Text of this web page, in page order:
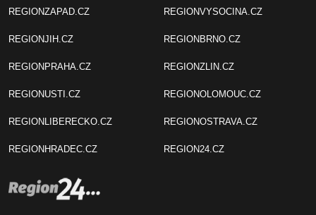
REGIONZAPAD.CZ
REGIONJIH.CZ
REGIONPRAHA.CZ
REGIONUSTI.CZ
REGIONLIBERECKO.CZ
REGIONHRADEC.CZ
REGIONVYSOCINA.CZ
REGIONBRNO.CZ
REGIONZLIN.CZ
REGIONOLOMOUC.CZ
REGIONOSTRAVA.CZ
REGION24.CZ